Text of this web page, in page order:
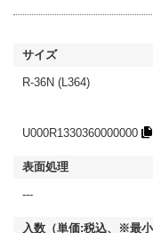
R-36N (L364)
U000R1330360000000
---